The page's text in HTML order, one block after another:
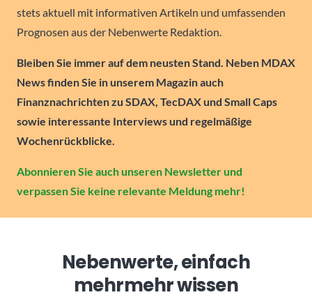
stets aktuell mit informativen Artikeln und umfassenden
Prognosen aus der Nebenwerte Redaktion.
Bleiben Sie immer auf dem neusten Stand. Neben MDAX
News finden Sie in unserem Magazin auch
Finanznachrichten zu SDAX, TecDAX und Small Caps
sowie interessante Interviews und regelmäßige
Wochenrückblicke.
Abonnieren Sie auch unseren Newsletter und
verpassen Sie keine relevante Meldung mehr!
Nebenwerte, einfach
mehrmehr wissen